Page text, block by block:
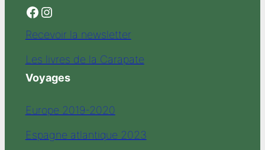
Facebook Instagram
Recevoir la newsletter
Les livres de la Carapate
Voyages
Europe 2019-2020
Espagne atlantique 2023